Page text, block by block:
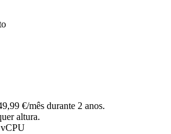
€/mês durante 2 anos.
altura.
vCPU